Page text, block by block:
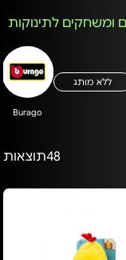
ומשחקים לתינוקות
ללא מותג
Burago
48תוצאות